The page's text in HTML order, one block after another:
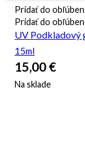
Pridať do
Pridať do
UV Podkladový
15ml
15,00 €
Na sklade